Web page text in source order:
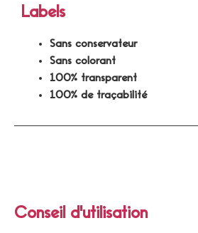
Conseil d'utilisation
Labels
Sans conservateur
Sans colorant
100% transparent
100% de traçabilité